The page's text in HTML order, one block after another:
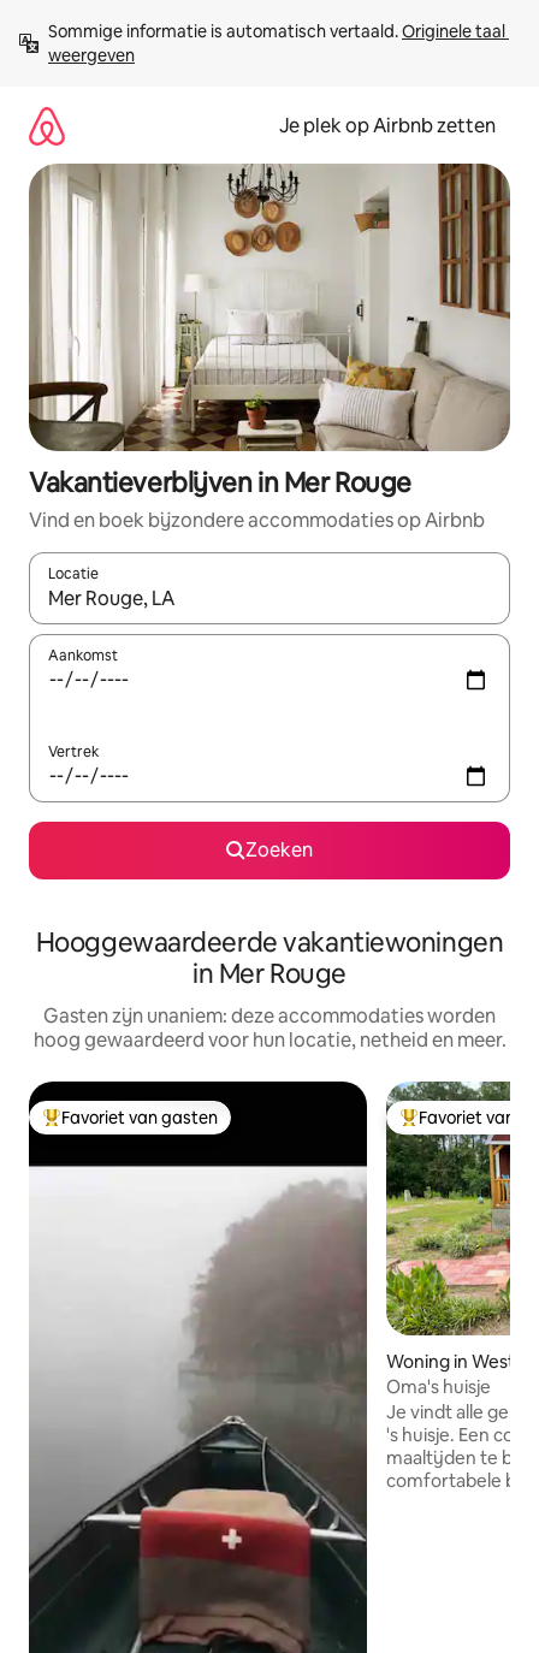
direct
naar
Sommige informatie is automatisch vertaald. Originele taal
weergeven
Je plek op Airbnb zetten
Vakantieverblijven in Mer Rouge
Vind en boek bijzondere accommodaties op Airbnb
Locatie
Wanneer er resultaten beschikbaar zijn, maak je een keuze
Aankomst
Vertrek
Zoeken
Hooggewaardeerde vakantiewoningen
in Mer Rouge
Gasten zijn unaniem: deze accommodaties worden
hoog gewaardeerd voor hun locatie, netheid en meer.
Topfavoriet van gasten
Favoriet van gasten Topfavoriet van
Favoriet van
Woning in West
Oma's huisje
Je vindt alle
's huisje. Een complete keuken om
maaltijden te
comfortabele